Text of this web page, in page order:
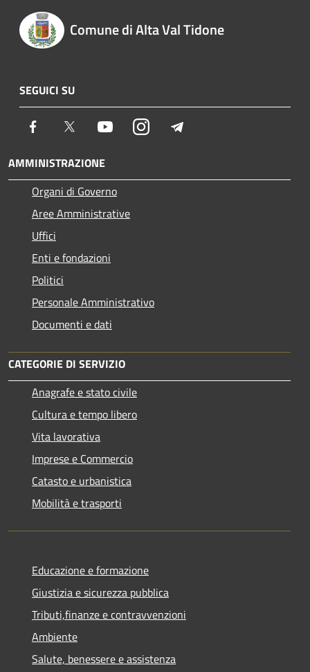
Comune di Alta Val Tidone
SEGUICI SU
Facebook Twitter YoutubeInstagram
AMMINISTRAZIONE
Organi di Governo
Aree Amministrative
Uffici
Enti e fondazioni
Politici
Personale Amministrativo
Documenti e dati
CATEGORIE DI SERVIZIO
Anagrafe e stato civile
Cultura e tempo libero
Vita lavorativa
Imprese e Commercio
Catasto e urbanistica
Mobilità e trasporti
Educazione e formazione
Giustizia e sicurezza pubblica
Tributi,finanze e contravvenzioni
Ambiente
Salute, benessere e assistenza